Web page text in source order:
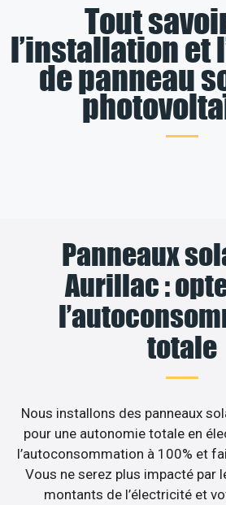
Tout
l’installation et
de panneau
Panneaux
Aurillac :
totale
Nous installons des panneaux
pour une autonomie totale en
l’autoconsommation à 100% et
Vous ne serez plus impacté par
montants de l’électricité et